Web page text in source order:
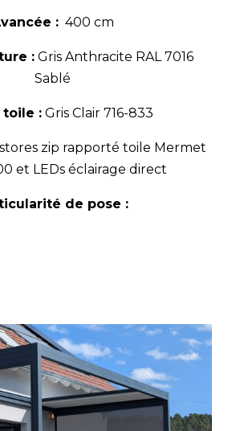
:400 cm
: Gris Anthracite RAL 7016
Sablé
toile : Gris Clair 716-833
zip rapporté toile Mermet
et LEDs éclairage direct
de pose :